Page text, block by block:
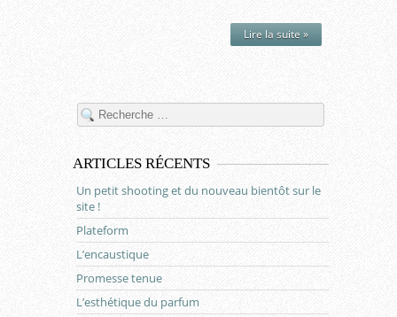
Lire la suite »
ARTICLES RÉCENTS
Un petit shooting et du nouveau bientôt sur le
site !
Plateform
L’encaustique
Promesse tenue
L’esthétique du parfum